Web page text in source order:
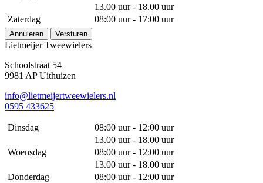
13.00 uur - 18.00 uur
Zaterdag
08:00 uur - 17:00 uur
Annuleren Versturen
Lietmeijer Tweewielers
Schoolstraat 54
9981 AP Uithuizen
info@lietmeijertweewielers.nl
0595 433625
Dinsdag
08:00 uur - 12:00 uur
13.00 uur - 18.00 uur
Woensdag
08:00 uur - 12:00 uur
13.00 uur - 18.00 uur
Donderdag
08:00 uur - 12:00 uur